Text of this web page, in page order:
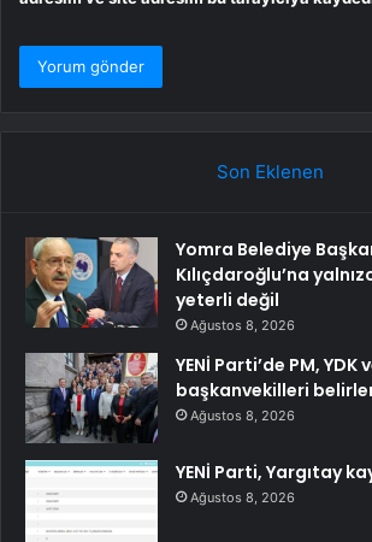
Son Eklenen
Yomra Belediye
Kılıçdaroğlu’na
yeterli değil
Ağustos 8, 2026
YENİ Parti’de PM, YDK
başkanvekilleri
Ağustos 8, 2026
YENİ Parti, Yargıtay
Ağustos 8, 2026